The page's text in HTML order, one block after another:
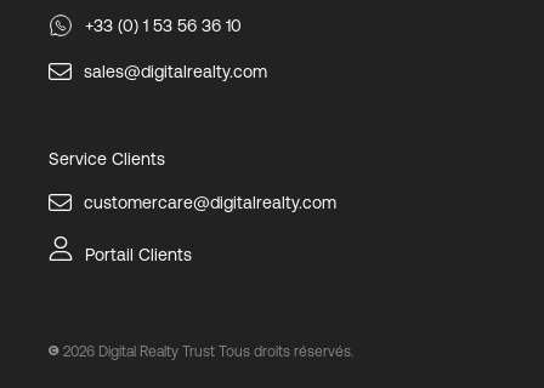
+33 (0) 1 53 56 36 10
sales@digitalrealty.com
Service Clients
customercare@digitalrealty.com
Portail Clients
2026 Digital Realty Trust Tous droits réservés.